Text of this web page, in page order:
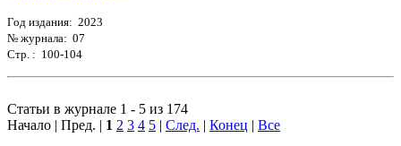
Год издания: 2023
№ журнала: 07
Стр. : 100-104
Статьи в журнале 1 - 5 из 174
Начало | Пред. | 1 2 3 4 5 | След. | Конец | Все